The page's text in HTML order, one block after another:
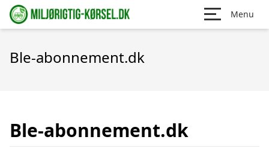
Menu
Ble-abonnement.dk
Ble-abonnement.dk